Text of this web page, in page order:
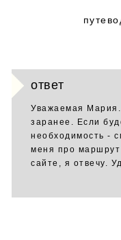
ответ
Уважаемая
заранее. Если
необходимость -
меня про маршрут
сайте, я отвечу.